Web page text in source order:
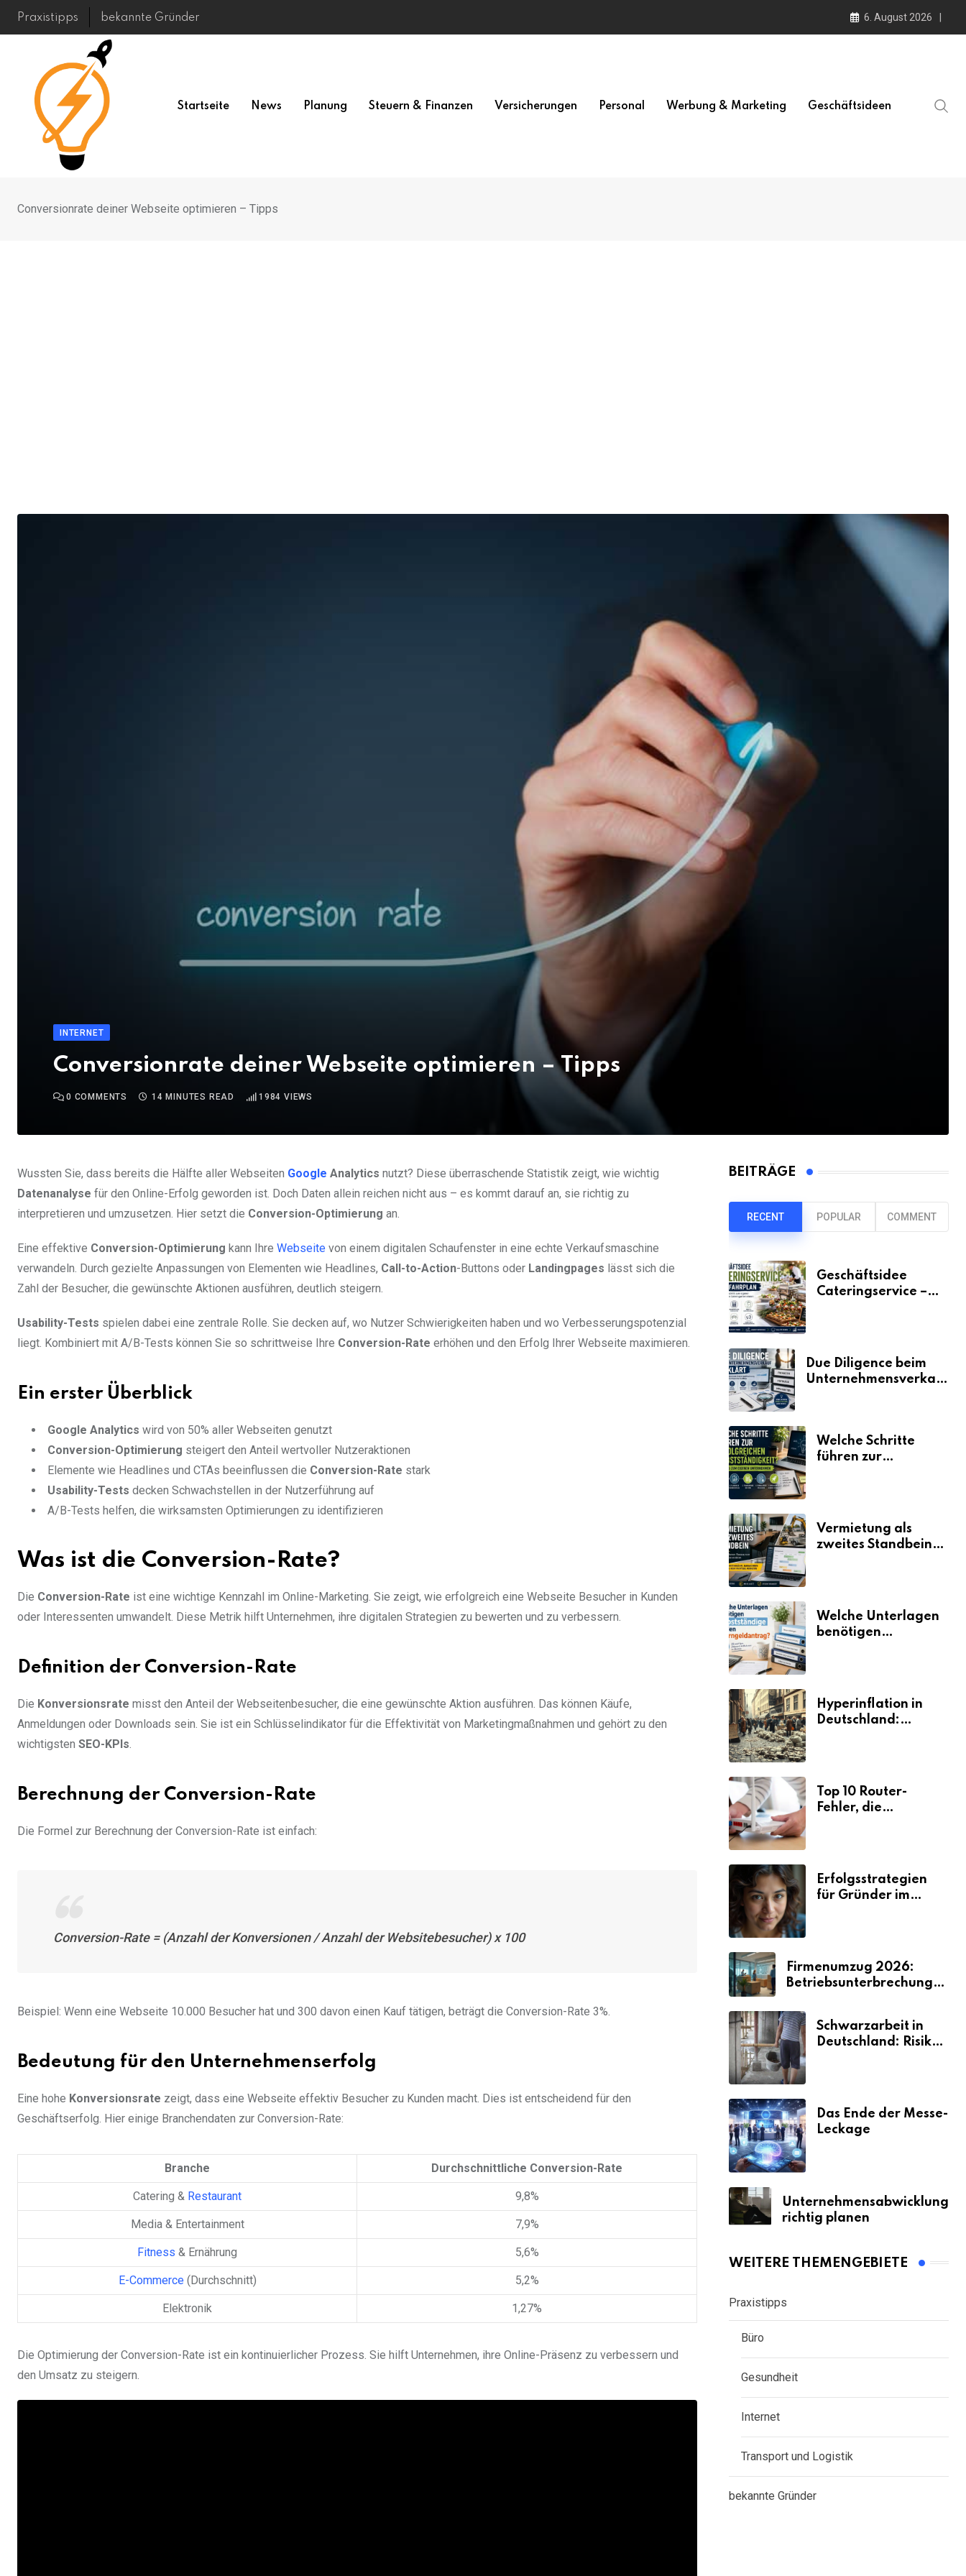
Skip
Praxistipps bekannte Gründer 6. August 2026
Startseite News Planung Steuern & Finanzen Versicherungen Personal Werbung & Marketing Geschäftsideen
Conversionrate deiner Webseite optimieren – Tipps
INTERNET
Conversionrate deiner Webseite optimieren – Tipps
0 COMMENTS 14 MINUTES READ 1984 VIEWS
Wussten Sie, dass bereits die Hälfte aller Webseiten Google Analytics nutzt? Diese überraschende Statistik zeigt, wie wichtig
Datenanalyse für den Online-Erfolg geworden ist. Doch Daten allein reichen nicht aus – es kommt darauf an, sie richtig zu
interpretieren und umzusetzen. Hier setzt die Conversion-Optimierung an.
Eine effektive Conversion-Optimierung kann Ihre Webseite von einem digitalen Schaufenster in eine echte Verkaufsmaschine
verwandeln. Durch gezielte Anpassungen von Elementen wie Headlines, Call-to-Action-Buttons oder Landingpages lässt sich die
Zahl der Besucher, die gewünschte Aktionen ausführen, deutlich steigern.
Usability-Tests spielen dabei eine zentrale Rolle. Sie decken auf, wo Nutzer Schwierigkeiten haben und wo Verbesserungspotenzial
liegt. Kombiniert mit A/B-Tests können Sie so schrittweise Ihre Conversion-Rate erhöhen und den Erfolg Ihrer Webseite maximieren.
Ein erster Überblick
Google Analytics wird von 50% aller Webseiten genutzt
Conversion-Optimierung steigert den Anteil wertvoller Nutzeraktionen
Elemente wie Headlines und CTAs beeinflussen die Conversion-Rate stark
Usability-Tests decken Schwachstellen in der Nutzerführung auf
A/B-Tests helfen, die wirksamsten Optimierungen zu identifizieren
Was ist die Conversion-Rate?
Die Conversion-Rate ist eine wichtige Kennzahl im Online-Marketing. Sie zeigt, wie erfolgreich eine Webseite Besucher in Kunden
oder Interessenten umwandelt. Diese Metrik hilft Unternehmen, ihre digitalen Strategien zu bewerten und zu verbessern.
Definition der Conversion-Rate
Die Konversionsrate misst den Anteil der Webseitenbesucher, die eine gewünschte Aktion ausführen. Das können Käufe,
Anmeldungen oder Downloads sein. Sie ist ein Schlüsselindikator für die Effektivität von Marketingmaßnahmen und gehört zu den
wichtigsten SEO-KPIs.
Berechnung der Conversion-Rate
Die Formel zur Berechnung der Conversion-Rate ist einfach:
Conversion-Rate = (Anzahl der Konversionen / Anzahl der Websitebesucher) x 100
Beispiel: Wenn eine Webseite 10.000 Besucher hat und 300 davon einen Kauf tätigen, beträgt die Conversion-Rate 3%.
Bedeutung für den Unternehmenserfolg
Eine hohe Konversionsrate zeigt, dass eine Webseite effektiv Besucher zu Kunden macht. Dies ist entscheidend für den
Geschäftserfolg. Hier einige Branchendaten zur Conversion-Rate:
Branche Durchschnittliche Conversion-Rate
Catering & Restaurant 9,8%
Media & Entertainment 7,9%
Fitness & Ernährung 5,6%
E-Commerce(Durchschnitt) 5,2%
Elektronik 1,27%
Die Optimierung der Conversion-Rate ist ein kontinuierlicher Prozess. Sie hilft Unternehmen, ihre Online-Präsenz zu verbessern und
den Umsatz zu steigern.
BEITRÄGE
RECENT POPULAR COMMENT
Geschäftsidee
Cateringservice –
Due Diligence beim
Unternehmensverkauf
Welche Schritte
führen zur
Vermietung als
zweites Standbein:
Umsätze machen
Welche Unterlagen
benötigen
Hyperinflation in
Deutschland:
Top 10 Router-
Fehler, die
Erfolgsstrategien
für Gründer im
Firmenumzug 2026:
Betriebsunterbrechungen
Schwarzarbeit in
Deutschland: Risiken
Das Ende der Messe-
Leckage
Unternehmensabwicklung
richtig planen
WEITERE THEMENGEBIETE
Praxistipps
Büro
Gesundheit
Internet
Transport und Logistik
bekannte Gründer